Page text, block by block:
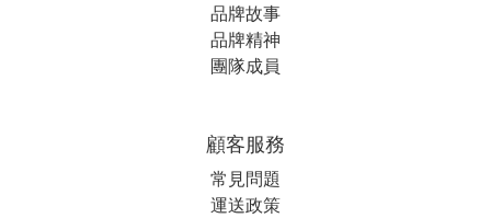
品牌故事
品牌精神
團隊成員
顧客服務
常見問題
運送政策